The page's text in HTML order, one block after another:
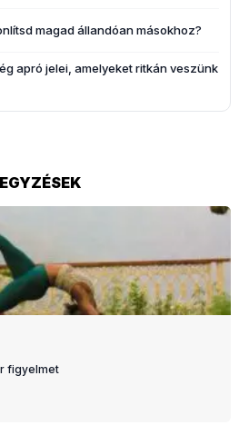
magad állandóan másokhoz?
apró jelei, amelyeket ritkán veszünk
figyelmet